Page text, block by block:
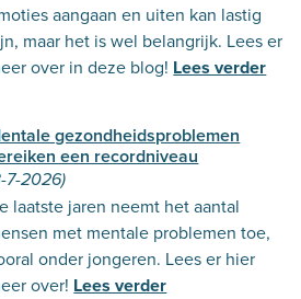
aangaan en uiten kan lastig
maar het is wel belangrijk. Lees er
over in deze blog! Lees verder
gezondheidsproblemen
een recordniveau
7-2026)
laatste jaren neemt het aantal
met mentale problemen toe,
onder jongeren. Lees er hier
over! Lees verder